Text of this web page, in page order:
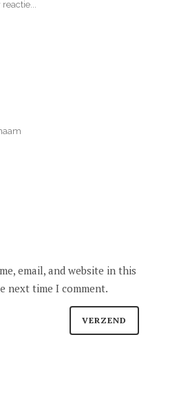
email, and website in this
next time I comment.